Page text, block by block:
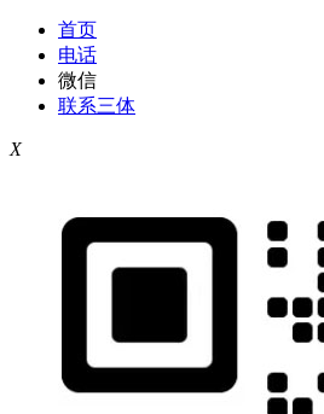
首页
电话
微信
联系三体
X